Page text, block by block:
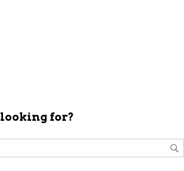
for?